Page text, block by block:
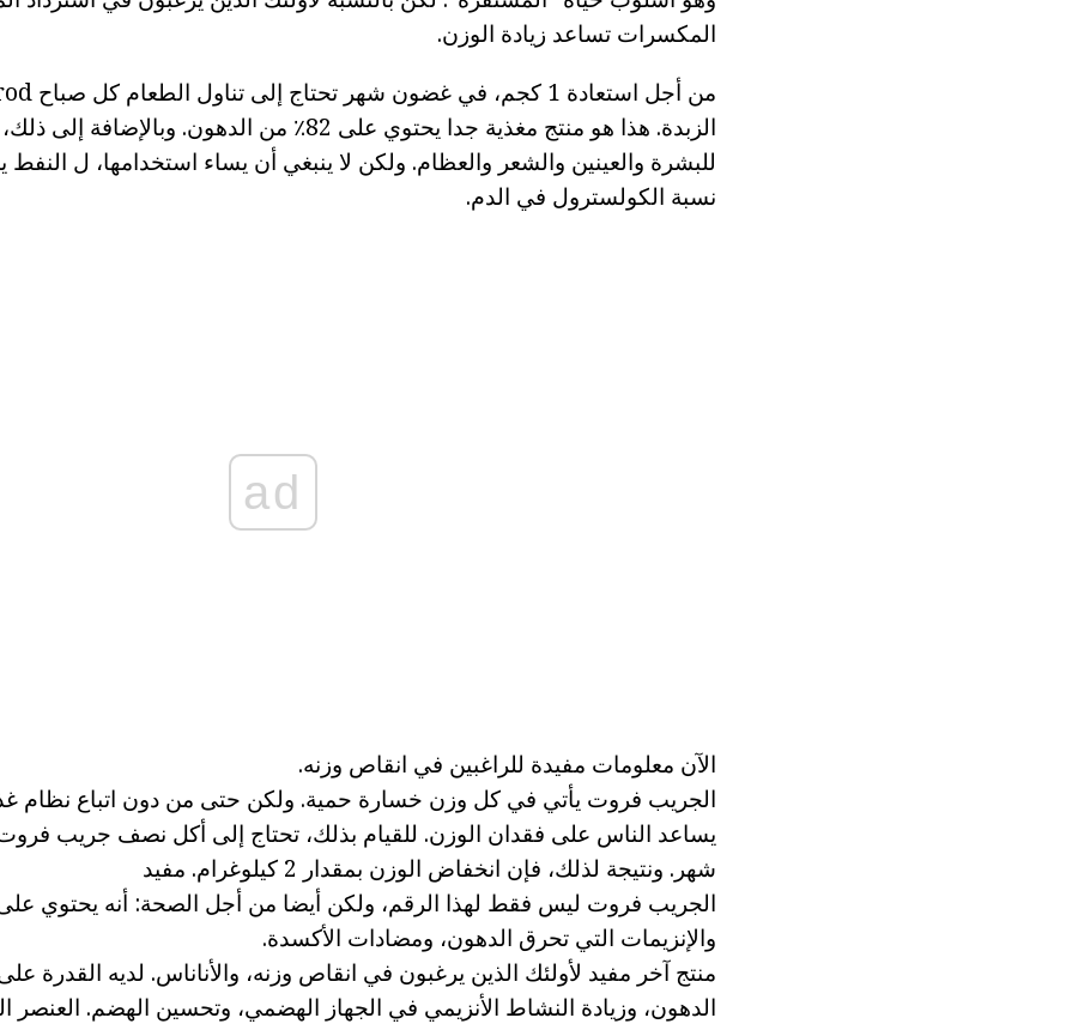
المكسرات تساعد زيادة الوزن.
الزبدة. هذا هو منتج مغذية جدا يحتوي على 82٪ من الدهون.
للبشرة والعينين والشعر والعظام. ولكن لا ينبغي أن يساء استخدامها، ل
نسبة الكولسترول في الدم.
ad
الآن معلومات مفيدة للراغبين في انقاص وزنه.
الجريب فروت يأتي في كل وزن خسارة حمية. ولكن حتى من دون اتباع نظام
يساعد الناس على فقدان الوزن. للقيام بذلك، تحتاج إلى أكل نصف جريب
شهر. ونتيجة لذلك، فإن انخفاض الوزن بمقدار 2 كيلوغرام. مفيد
والإنزيمات التي تحرق الدهون، ومضادات الأكسدة.
منتج آخر مفيد لأولئك الذين يرغبون في انقاص وزنه، والأناناس. لديه القدرة
الدهون، وزيادة النشاط الأنزيمي في الجهاز الهضمي، وتحسين الهضم.